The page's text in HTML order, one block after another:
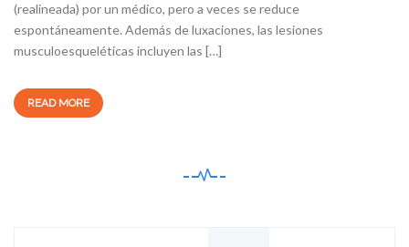
(realineada) por un médico, pero a veces se reduce
espontáneamente. Además de luxaciones, las lesiones
musculoesqueléticas incluyen las […]
READ MORE